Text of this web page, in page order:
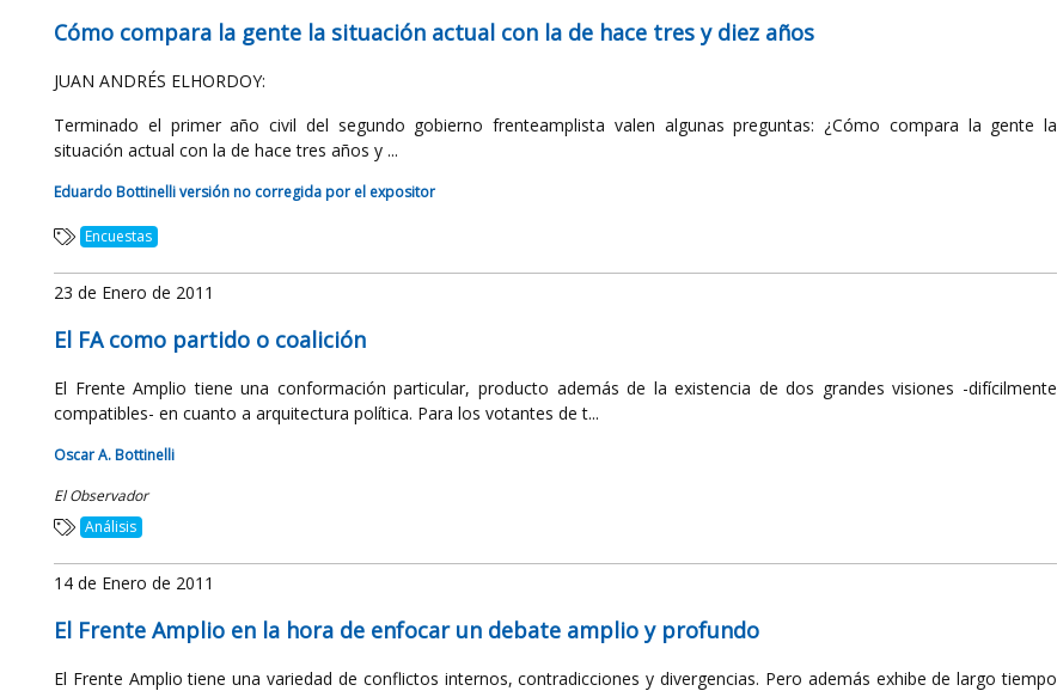
Cómo compara la gente la situación actual con la de hace tres y diez años
JUAN ANDRÉS ELHORDOY:
Terminado el primer año civil del segundo gobierno frenteamplista valen algunas preguntas: ¿Cómo compara la gente la
situación actual con la de hace tres años y ...
Eduardo Bottinelli versión no corregida por el expositor
Encuestas
23 de Enero de 2011
El FA como partido o coalición
El Frente Amplio tiene una conformación particular, producto además de la existencia de dos grandes visiones -difícilmente
compatibles- en cuanto a arquitectura política. Para los votantes de t...
Oscar A. Bottinelli
El Observador
Análisis
14 de Enero de 2011
El Frente Amplio en la hora de enfocar un debate amplio y profundo
El Frente Amplio tiene una variedad de conflictos internos, contradicciones y divergencias. Pero además exhibe de largo tiempo